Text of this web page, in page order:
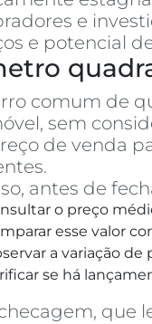
e
e potencial
comum de
sem
de venda
antes de
o preço
esse valor
a variação de
se há
que